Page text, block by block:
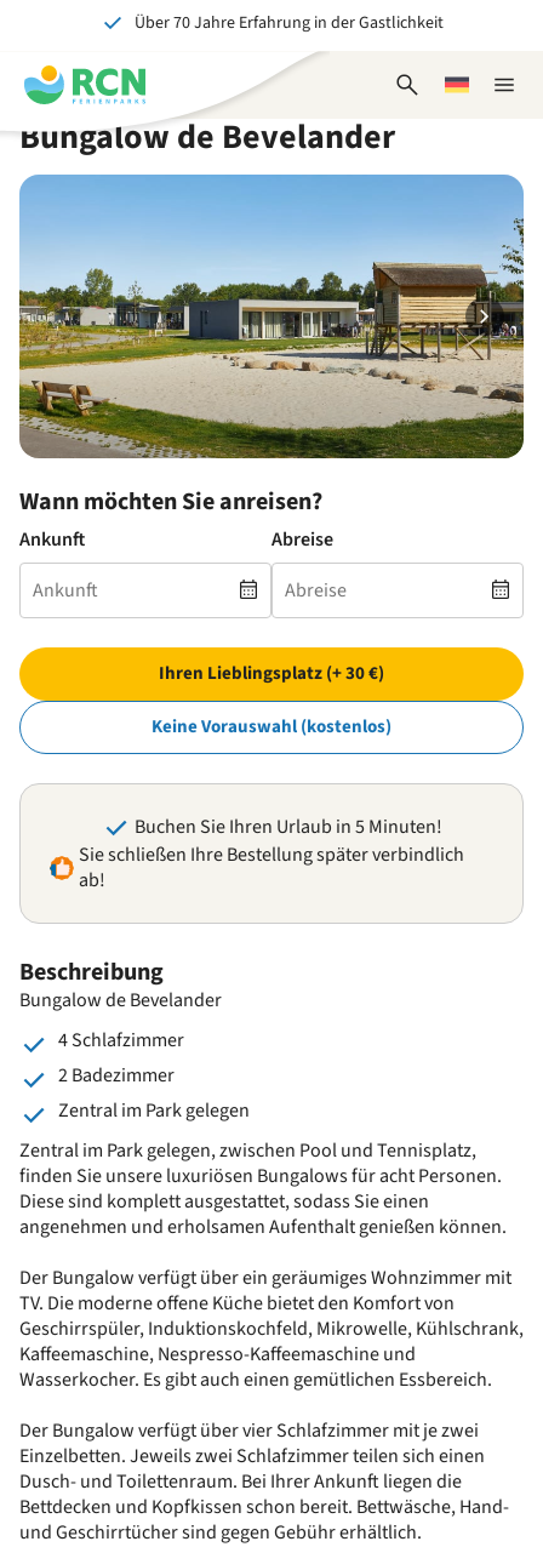
springen
springen
springen
springen
Über 70 Jahre Erfahrung in der Gastlichkeit
Ein tolles Erlebnis für Jung und Alt
Suchformular
Wählen
Bungalow de Bevelander
Beschreibung
Bungalow de Bevelander
4 Schlafzimmer
2 Badezimmer
Zentral im Park gelegen
Zentral im Park gelegen, zwischen Pool und Tennisplatz,
finden Sie unsere luxuriösen Bungalows für acht Personen.
Diese sind komplett ausgestattet, sodass Sie einen
angenehmen und erholsamen Aufenthalt genießen können.
Der Bungalow verfügt über ein geräumiges Wohnzimmer mit
TV. Die moderne offene Küche bietet den Komfort von
Geschirrspüler, Induktionskochfeld, Mikrowelle, Kühlschrank,
Kaffeemaschine, Nespresso-Kaffeemaschine und
Wasserkocher. Es gibt auch einen gemütlichen Essbereich.
Der Bungalow verfügt über vier Schlafzimmer mit je zwei
Einzelbetten. Jeweils zwei Schlafzimmer teilen sich einen
Dusch- und Toilettenraum. Bei Ihrer Ankunft liegen die
Bettdecken und Kopfkissen schon bereit. Bettwäsche, Hand-
und Geschirrtücher sind gegen Gebühr erhältlich.
Wann möchten Sie anreisen?
Ankunft Abreise
Ihren Lieblingsplatz (+ 30 €)
Keine Vorauswahl (kostenlos)
Buchen Sie Ihren Urlaub in 5 Minuten!
Sie schließen Ihre Bestellung später verbindlich
ab!